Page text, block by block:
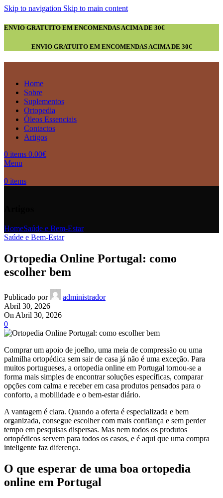
Skip to navigation Skip to main content
ENVIO GRATUITO EM ENCOMENDAS ACIMA DE 30€
ENVIO GRATUITO EM ENCOMENDAS ACIMA DE 30€
Home
Sobre
Suplementos
Ortopedia
Óleos Essenciais
Contactos
Artigos
0 items 0.00€
Menu
0 items
HomeSaúde e Bem-Estar
Saúde e Bem-Estar
Ortopedia Online Portugal: como
escolher bem
Publicado por
administrador
Abril 30, 2026
On Abril 30, 2026
0
Comprar um apoio de joelho, uma meia de compressão ou uma
palmilha ortopédica sem sair de casa já não é uma exceção. Para
muitos portugueses, a ortopedia online em Portugal tornou-se a
forma mais simples de encontrar soluções específicas, comparar
opções com calma e receber em casa produtos pensados para o
conforto, a mobilidade e o bem-estar diário.
A vantagem é clara. Quando a oferta é especializada e bem
organizada, consegue escolher com mais confiança e sem perder
tempo em pesquisas dispersas. Mas nem todos os produtos
ortopédicos servem para todos os casos, e é aqui que uma compra
inteligente faz diferença.
O que esperar de uma boa ortopedia
online em Portugal